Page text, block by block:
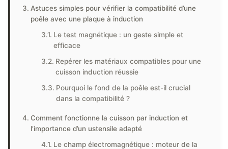
Astuces simples pour vérifier la compatibilité d’une
poêle avec une plaque à induction
Le test magnétique : un geste simple et
efficace
Repérer les matériaux compatibles pour une
cuisson induction réussie
Pourquoi le fond de la poêle est-il crucial
dans la compatibilité ?
Comment fonctionne la cuisson par induction et
l’importance d’un ustensile adapté
Le champ électromagnétique : moteur de la